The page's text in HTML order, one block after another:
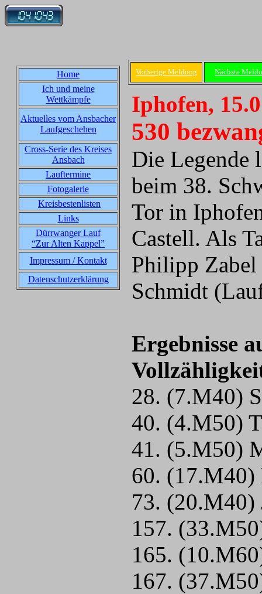
Home
Ich und meine
Wettkämpfe
Aktuelles vom Ansbacher
Laufgeschehen
Cross-Serie des Kreises
Ansbach
Lauftermine
Fotogalerie
Kreisbestenlisten
Links
Dürrwanger Lauf
“Zur Alten Kappel”
Impressum / Kontakt
Datenschutzerklärung
Vorherige Meldung Nächste
Iphofen,
530
Die Legende
beim 38.
Tor in
Castell. Als
Philipp Zabel
Schmidt
Ergebnisse
28. (7.M40)
40. (4.M50)
41. (5.M50)
60. (17.M40)
73. (20.M40)
157.
165.
167.